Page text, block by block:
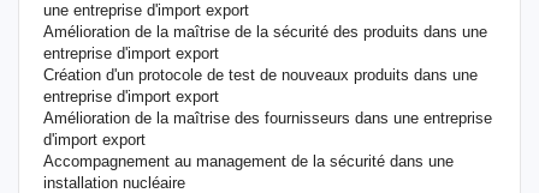
une entreprise d'import export
Amélioration de la maîtrise de la sécurité des produits dans une
entreprise d'import export
Création d'un protocole de test de nouveaux produits dans une
entreprise d'import export
Amélioration de la maîtrise des fournisseurs dans une entreprise
d'import export
Accompagnement au management de la sécurité dans une
installation nucléaire